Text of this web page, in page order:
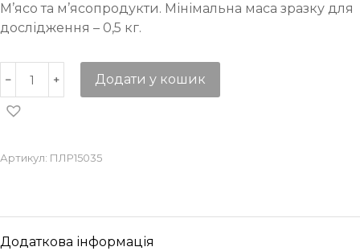
М’ясо та м’ясопродукти. Мінімальна маса зразку для
дослідження – 0,5 кг.
Додати у кошик
Артикул: ПЛР15035
Додаткова інформація